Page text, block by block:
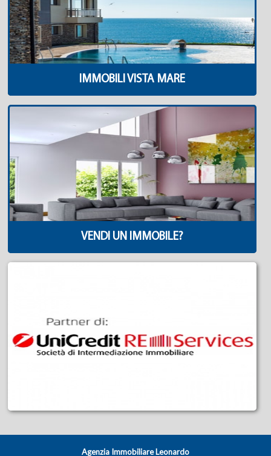
IMMOBILI VISTA MARE
VENDI UN IMMOBILE?
Agenzia Immobiliare Leonardo